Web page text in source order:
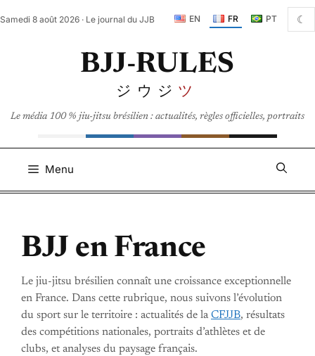
au
Samedi 8 août 2026 · Le journal du JJB EN FR PT ☾
BJJ-RULES
ジウジ ツ
Le média 100 % jiu-jitsu brésilien : actualités, règles officielles, portraits
Menu
BJJ en France
Le jiu-jitsu brésilien connaît une croissance exceptionnelle
en France. Dans cette rubrique, nous suivons l’évolution
du sport sur le territoire : actualités de laCFJJB, résultats
des compétitions nationales, portraits d’athlètes et de
clubs, et analyses du paysage français.